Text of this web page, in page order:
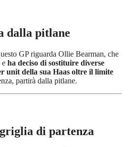
dalla pitlane
GP riguarda Ollie Bearman, che
e ha deciso di sostituire diverse
unit della sua Haas oltre il limite
partirà dalla pitlane.
di partenza